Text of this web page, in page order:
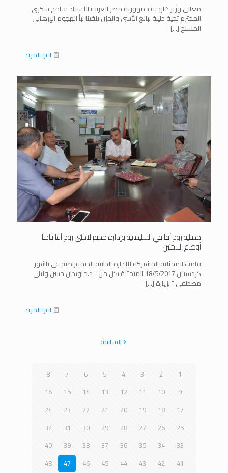
معالي وزير خارجية جمهورية مصر العربية الأستاذ سامح شكري
المحترم تحية طيبة ببالغ الأسى والحزن تلقينا نبأ الهجوم الإرهابي
المسلح […]
اقرا المزيد
ممثلية روج آفا في السليمانية وإدارة مخيم لاجئي روج آفا تباحثا
أوضاع اللاجئين
قامت الممثلية المشتركة للإدارة الذاتية الديمقراطية في باشور
كردستان 18/5/2017 المتمثلة بكل من ” د.جاويدان حسن وليلى
مصطفى ” بزيارة […]
اقرا المزيد
السابقة
1
2
3
4
5
6
7
8
9
10
11
12
13
14
15
16
17
18
19
20
21
22
23
24
25
26
27
28
29
30
31
32
33
34
35
36
37
38
39
40
41
42
43
44
45
46
47
48